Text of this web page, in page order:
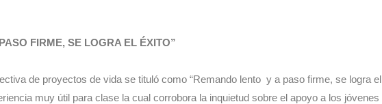
FIRME, SE LOGRA EL ÉXITO”
de proyectos de vida se tituló como “Remando lento y a paso firme, se logra el
muy útil para clase la cual corrobora la inquietud sobre el apoyo a los jóvenes